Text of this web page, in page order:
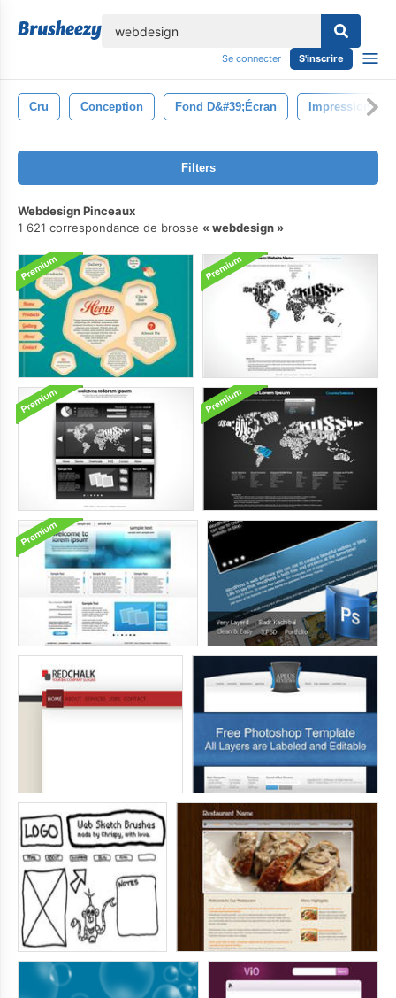
Se connecter S'inscrire
Cru Conception Fond D&#39;écran Impression
Filters
Webdesign Pinceaux
1 621 correspondance de brosse
webdesign